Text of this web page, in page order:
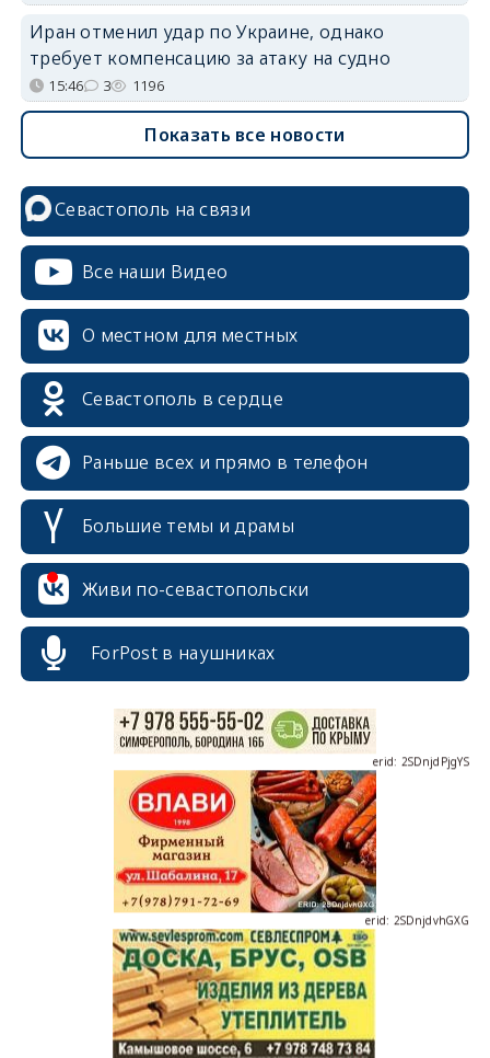
Иран отменил удар по Украине, однако
требует компенсацию за атаку на судно
15:46 3 1196
Показать все новости
Севастополь на связи
Все наши Видео
О местном для местных
Севастополь в сердце
Раньше всех и прямо в телефон
Большие темы и драмы
Живи по-севастопольски
ForPost в наушниках
erid: 2SDnjcrDNw6
erid: 2SDnjdvhGXG
erid: 2SDnjcLUypt